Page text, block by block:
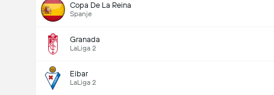
Copa De La Reina
Spanje
Granada
LaLiga 2
Eibar
LaLiga 2